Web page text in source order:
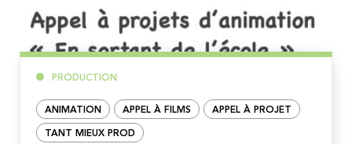
PRODUCTION
ANIMATION APPEL À FILMS APPEL À PROJET
TANT MIEUX PROD